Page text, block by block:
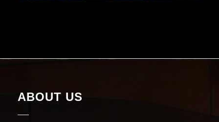
ABOUT US